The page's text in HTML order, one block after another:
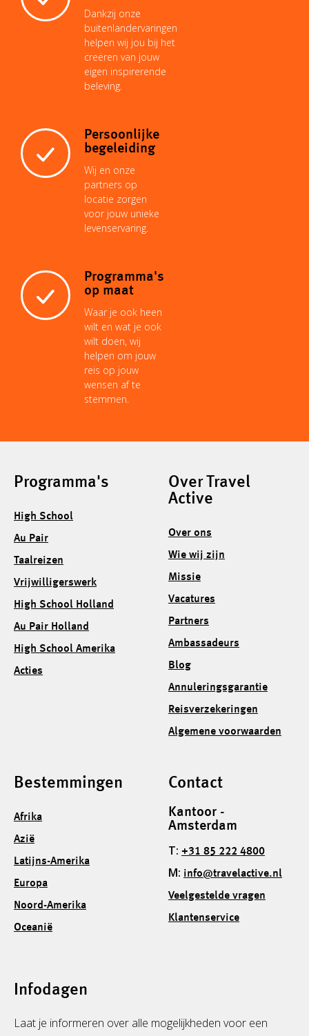
Dankzij onze
buitenlandervaringen
helpen wij jou bij het
creëren van jouw
eigen inspirerende
beleving.
Persoonlijke
begeleiding
Wij en onze
partners op
locatie zorgen
voor jouw unieke
levenservaring.
Programma's
op maat
Waar je ook heen
wilt en wat je ook
wilt doen, wij
helpen om jouw
reis op jouw
wensen af te
stemmen.
Programma's
High School
Au Pair
Taalreizen
Vrijwilligerswerk
High School Holland
Au Pair Holland
High School Amerika
Acties
Over Travel
Active
Over ons
Wie wij zijn
Missie
Vacatures
Partners
Ambassadeurs
Blog
Annuleringsgarantie
Reisverzekeringen
Algemene voorwaarden
Bestemmingen
Afrika
Azië
Latijns-Amerika
Europa
Noord-Amerika
Oceanië
Contact
Kantoor -
Amsterdam
T: +31 85 222 4800
M: info@travelactive.nl
Veelgestelde vragen
Klantenservice
Infodagen
Laat je informeren over alle mogelijkheden voor een